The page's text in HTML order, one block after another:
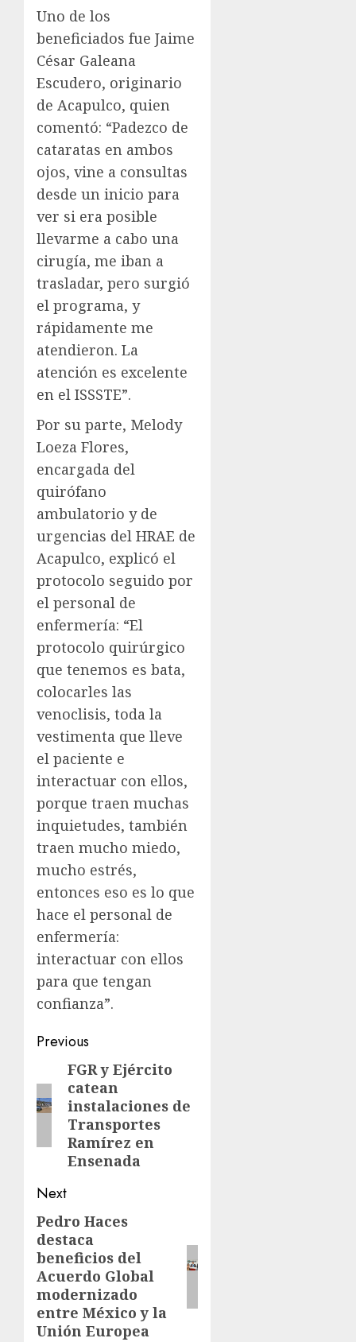
Uno de los
beneficiados fue Jaime
César Galeana
Escudero, originario
de Acapulco, quien
comentó: “Padezco de
cataratas en ambos
ojos, vine a consultas
desde un inicio para
ver si era posible
llevarme a cabo una
cirugía, me iban a
trasladar, pero surgió
el programa, y
rápidamente me
atendieron. La
atención es excelente
en el ISSSTE”.
Por su parte, Melody
Loeza Flores,
encargada del
quirófano
ambulatorio y de
urgencias del HRAE de
Acapulco, explicó el
protocolo seguido por
el personal de
enfermería: “El
protocolo quirúrgico
que tenemos es bata,
colocarles las
venoclisis, toda la
vestimenta que lleve
el paciente e
interactuar con ellos,
porque traen muchas
inquietudes, también
traen mucho miedo,
mucho estrés,
entonces eso es lo que
hace el personal de
enfermería:
interactuar con ellos
para que tengan
confianza”.
Previous
FGR y Ejército
catean
instalaciones de
Transportes
Ramírez en
Ensenada
Next
Pedro Haces
destaca
beneficios del
Acuerdo Global
modernizado
entre México y la
Unión Europea